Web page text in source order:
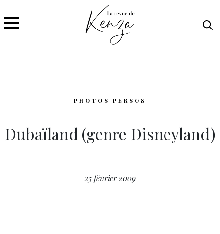
PHOTOS PERSOS
Dubaïland (genre Disneyland)
25 février 2009